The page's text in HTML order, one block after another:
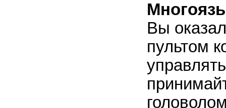
Вы
пультом